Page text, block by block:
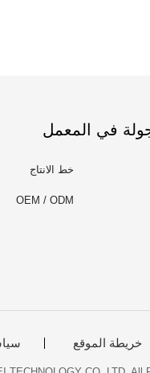
في المعمل
خط الانتاج
OEM / ODM
خريطة الموقع